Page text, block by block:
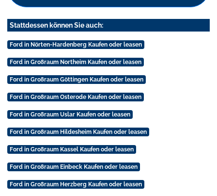
Stattdessen können Sie auch:
Ford in Nörten-Hardenberg Kaufen oder leasen
Ford in Großraum Northeim Kaufen oder leasen
Ford in Großraum Göttingen Kaufen oder leasen
Ford in Großraum Osterode Kaufen oder leasen
Ford in Großraum Uslar Kaufen oder leasen
Ford in Großraum Hildesheim Kaufen oder leasen
Ford in Großraum Kassel Kaufen oder leasen
Ford in Großraum Einbeck Kaufen oder leasen
Ford in Großraum Herzberg Kaufen oder leasen